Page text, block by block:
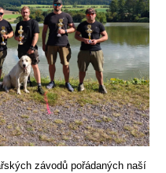
závodů pořádaných naší